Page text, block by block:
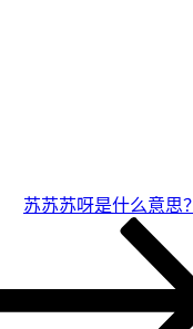
苏苏苏呀是什么意思？